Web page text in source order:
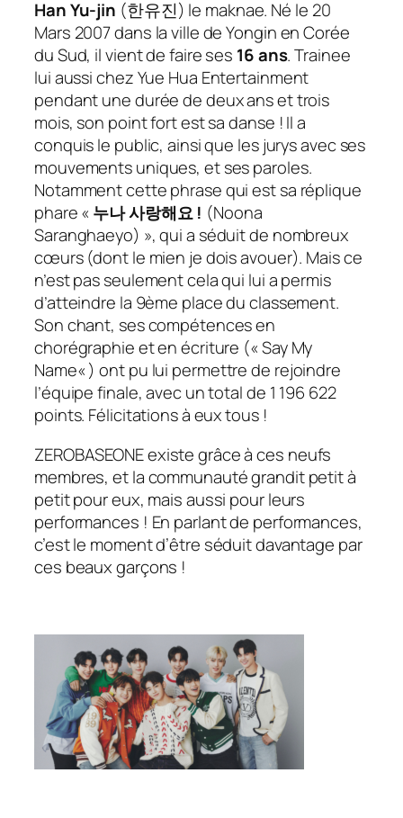
Han Yu-jin (한유진) le maknae. Né le 20
Mars 2007 dans la ville de Yongin en Corée
du Sud, il vient de faire ses 16 ans.Trainee
lui aussi chez Yue Hua Entertainment
pendant une durée de deux ans et trois
mois, son point fort est sa danse ! Il a
conquis le public, ainsi que les jurys avec ses
mouvements uniques, et ses paroles.
Notamment cette phrase qui est sa réplique
phare « 누나사랑해요! (Noona
Saranghaeyo) », qui a séduit de nombreux
cœurs (dont le mien je dois avouer). Mais ce
n’est pas seulement cela qui lui a permis
d’atteindre la 9ème place du classement.
Son chant, ses compétences en
chorégraphie et en écriture (« Say My
Name« ) ont pu lui permettre de rejoindre
l’équipe finale, avec un total de 1 196 622
points. Félicitations à eux tous !
ZEROBASEONE existe grâce à ces neufs
membres, et la communauté grandit petit à
petit pour eux, mais aussi pour leurs
performances ! En parlant de performances,
c’est le moment d’être séduit davantage par
ces beaux garçons !